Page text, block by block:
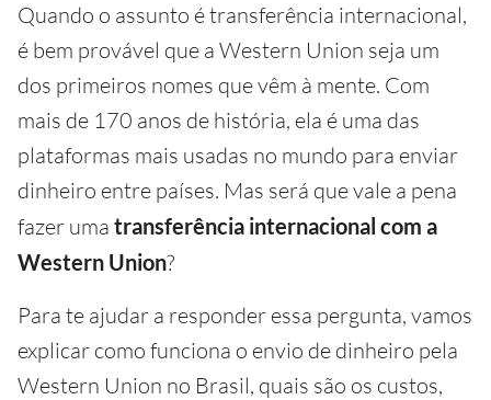
Quando o assunto é transferência internacional,
é bem provável que a Western Union seja um
dos primeiros nomes que vêm à mente. Com
mais de 170 anos de história, ela é uma das
plataformas mais usadas no mundo para enviar
dinheiro entre países. Mas será que vale a pena
fazer uma transferência internacional com a
Western Union?
Para te ajudar a responder essa pergunta, vamos
explicar como funciona o envio de dinheiro pela
Western Union no Brasil, quais são os custos,